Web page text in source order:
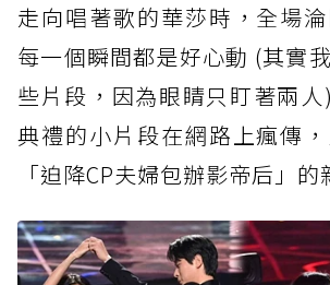
走向唱著歌的華莎時，全場
每一個瞬間都是好心動 (其實
些片段，因為眼睛只盯著兩
典禮的小片段在網路上瘋傳
「迫降CP夫婦包辦影帝后」的